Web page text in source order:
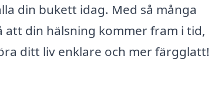
din bukett idag. Med så många
din hälsning kommer fram i tid,
ditt liv enklare och mer färgglatt!